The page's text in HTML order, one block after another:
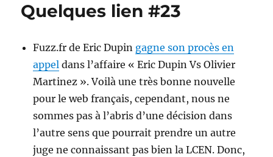
Quelques lien #23
Fuzz.fr de Eric Dupin gagne son procès en
appel dans l’affaire « Eric Dupin Vs Olivier
Martinez ». Voilà une très bonne nouvelle
pour le web français, cependant, nous ne
sommes pas à l’abris d’une décision dans
l’autre sens que pourrait prendre un autre
juge ne connaissant pas bien la LCEN. Donc,